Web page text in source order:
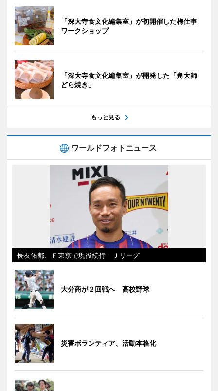
「深大寺食文化編集室」が初開催した梅仕事
ワークショップ
「深大寺食文化編集室」が開発した「角大師
どら焼き」
もっと見る
ワールドフォトニュース
長友佑都、Ｆ東京で現役続行 Ｊリーグ
大分商が２回戦へ 高校野球
災害ボランティア、活動本格化